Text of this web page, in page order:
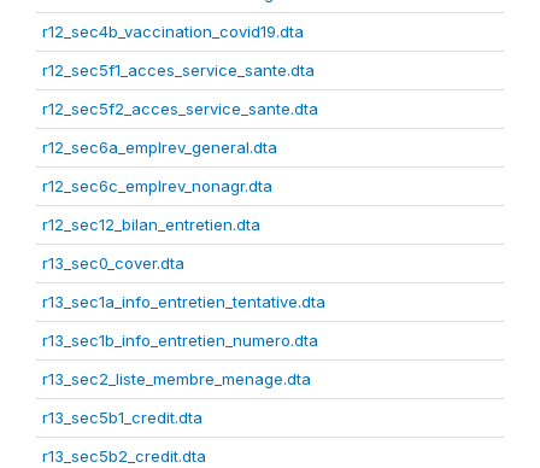
r12_sec4b_vaccination_covid19.dta
r12_sec5f1_acces_service_sante.dta
r12_sec5f2_acces_service_sante.dta
r12_sec6a_emplrev_general.dta
r12_sec6c_emplrev_nonagr.dta
r12_sec12_bilan_entretien.dta
r13_sec0_cover.dta
r13_sec1a_info_entretien_tentative.dta
r13_sec1b_info_entretien_numero.dta
r13_sec2_liste_membre_menage.dta
r13_sec5b1_credit.dta
r13_sec5b2_credit.dta